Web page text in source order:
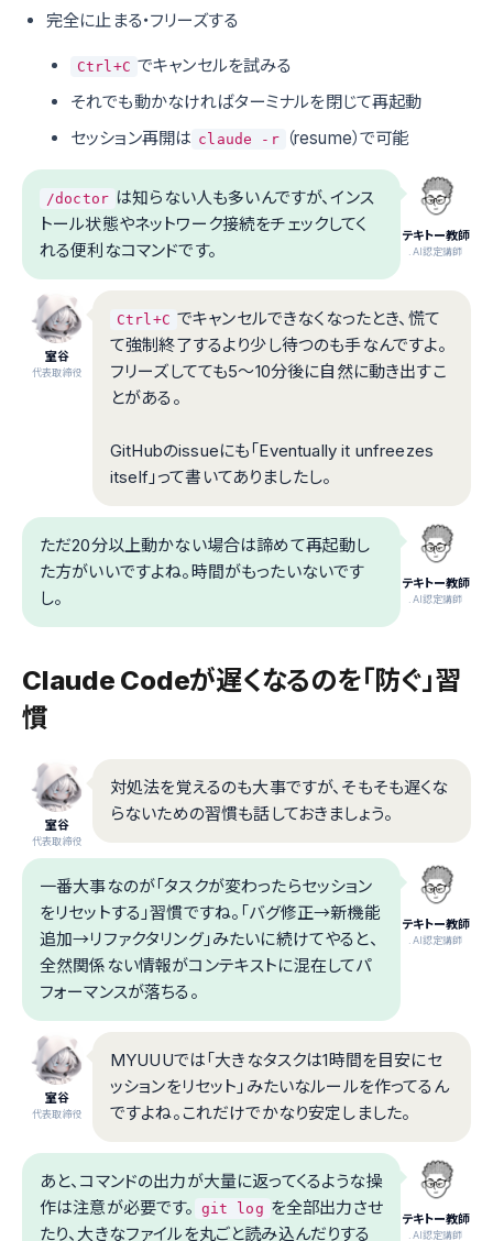
完全に止まる・フリーズする
Ctrl+C でキャンセルを試みる
それでも動かなければターミナルを閉じて再起動
セッション再開は claude -r （resume）で可能
テキトー教師
.AI認定講師
/doctor は知らない人も多いんですが、インス
トール状態やネットワーク接続をチェックしてく
れる便利なコマンドです。
室谷
代表取締役
Ctrl+C でキャンセルできなくなったとき、慌て
て強制終了するより少し待つのも手なんですよ。
フリーズしてても5〜10分後に自然に動き出すこ
とがある。
GitHubのissueにも「Eventually it unfreezes
itself」って書いてありましたし。
テキトー教師
.AI認定講師
ただ20分以上動かない場合は諦めて再起動し
た方がいいですよね。時間がもったいないです
し。
Claude Codeが遅くなるのを「防ぐ」習
慣
室谷
代表取締役
対処法を覚えるのも大事ですが、そもそも遅くな
らないための習慣も話しておきましょう。
テキトー教師
.AI認定講師
一番大事なのが「タスクが変わったらセッション
をリセットする」習慣ですね。「バグ修正→新機能
追加→リファクタリング」みたいに続けてやると、
全然関係ない情報がコンテキストに混在してパ
フォーマンスが落ちる。
室谷
代表取締役
MYUUUでは「大きなタスクは1時間を目安にセ
ッションをリセット」みたいなルールを作ってるん
ですよね。これだけでかなり安定しました。
テキトー教師
.AI認定講師
あと、コマンドの出力が大量に返ってくるような操
作は注意が必要です。 git log を全部出力させ
たり、大きなファイルを丸ごと読み込んだりする